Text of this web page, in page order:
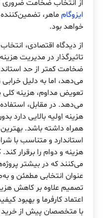
از انتخاب ضخامت ضروری
ایزوگام ماهر،
خواهد بود.
از دیدگاه اقتصادی،
تاثیرگذار در مدیریت
ضخامت کمتر از حد
می‌دهد، اما به دلیل خرابی
تعویض مداوم، هزینه کلی
می‌دهد. در مقابل،
هزینه اولیه بالایی دارد
همراه داشته باشد.
استاندارد و متناسب با
هزینه و دوام را برقرار
عنوان انتخابی مطمئن و
تصمیم علاوه بر کاهش
اعتماد کارفرما و بهبود
با متخصصان پیش از